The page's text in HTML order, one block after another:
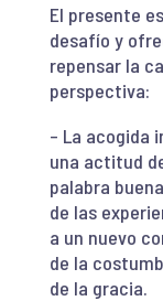
El presente
desafío y
repensar la
perspectiva:
– La acogida
una actitud
palabra
de las
a un nuevo
de la
de la gracia.